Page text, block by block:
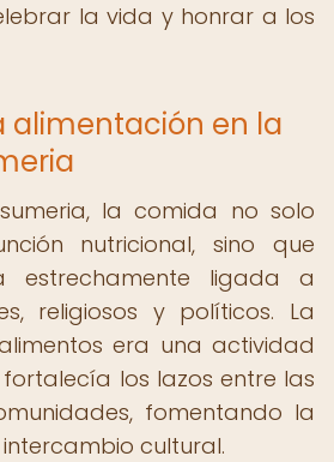
la vida y honrar a los
alimentación en la
la comida no solo
nutricional, sino que
estrechamente ligada a
religiosos y políticos. La
era una actividad
los lazos entre las
fomentando la
cultural.